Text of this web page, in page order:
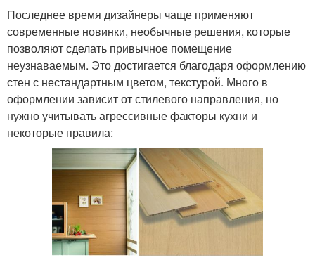
Последнее время дизайнеры чаще применяют
современные новинки, необычные решения, которые
позволяют сделать привычное помещение
неузнаваемым. Это достигается благодаря оформлению
стен с нестандартным цветом, текстурой. Много в
оформлении зависит от стилевого направления, но
нужно учитывать агрессивные факторы кухни и
некоторые правила: